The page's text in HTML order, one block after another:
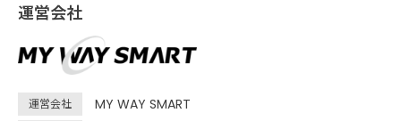
運営会社
運営会社 MY WAY SMART